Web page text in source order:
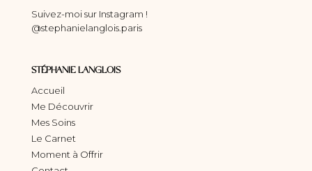
Suivez-moi sur Instagram !
@stephanielanglois.paris
STÉPHANIE LANGLOIS
Accueil
Me Découvrir
Mes Soins
Le Carnet
Moment à Offrir